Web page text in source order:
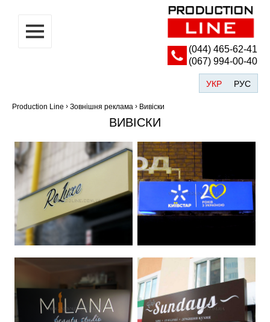
УКР РУС
(044) ‎465-62-41
(067) 994-00-40
Production Line › Зовнішня реклама › Вивіски
ВИВІСКИ